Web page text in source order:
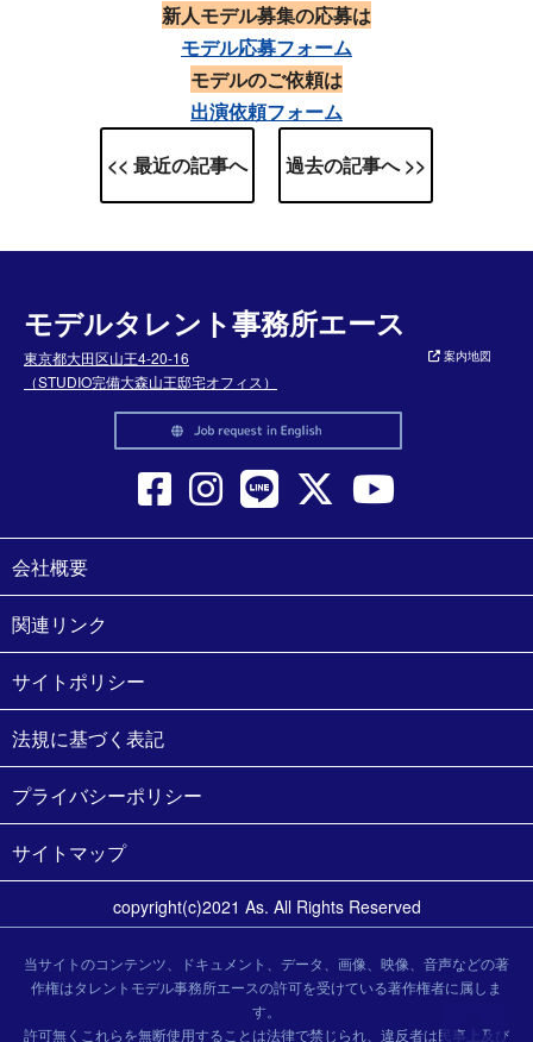
新人モデル募集の応募は
モデル応募フォーム
モデルのご依頼は
出演依頼フォーム
<< 最近の記事へ
過去の記事へ >>
モデルタレント事務所エース
東京都大田区山王4-20-16
（STUDIO完備大森山王邸宅オフィス）
案内地図
会社概要
関連リンク
サイトポリシー
法規に基づく表記
プライバシーポリシー
サイトマップ
copyright(c)2021 As. All Rights Reserved
当サイトのコンテンツ、ドキュメント、データ、画像、映像、音声などの著
作権はタレントモデル事務所エースの許可を受けている著作権者に属しま
す。
許可無くこれらを無断使用することは法律で禁じられ、違反者は民事上及び